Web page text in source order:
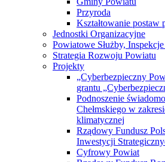
Przyroda
Kształtowanie postaw
Jednostki Organizacyjne
Powiatowe Służby,
Strategia Rozwoju Powiatu
Projekty
„Cyberbezpieczny
grantu
Podnoszenie
Chełmskiego w
klimatycznej
Rządowy Fundusz
Inwestycji
Cyfrowy Powiat